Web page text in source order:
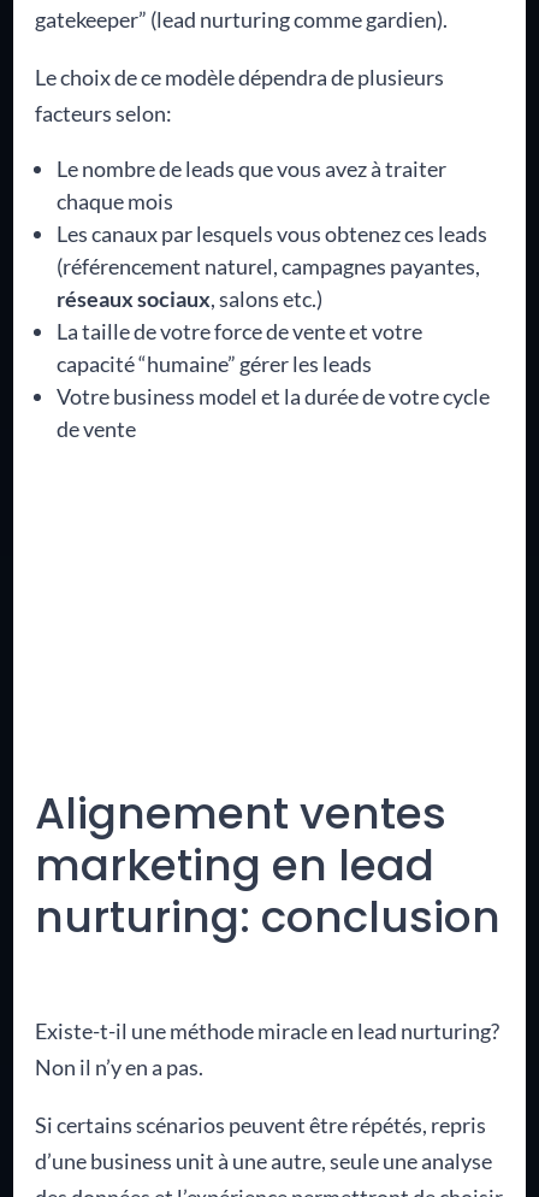
gatekeeper” (lead nurturing comme gardien).
Le choix de ce modèle dépendra de plusieurs
facteurs selon:
Le nombre de leads que vous avez à traiter
chaque mois
Les canaux par lesquels vous obtenez ces leads
(référencement naturel, campagnes payantes,
réseaux sociaux, salons etc.)
La taille de votre force de vente et votre
capacité “humaine” gérer les leads
Votre business model et la durée de votre cycle
de vente
Alignement ventes
marketing en lead
nurturing: conclusion
Existe-t-il une méthode miracle en lead nurturing?
Non il n’y en a pas.
Si certains scénarios peuvent être répétés, repris
d’une business unit à une autre, seule une analyse